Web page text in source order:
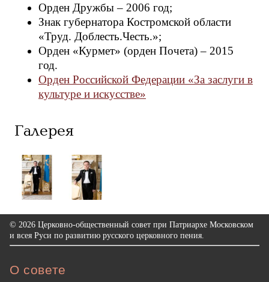
Орден Дружбы – 2006 год;
Знак губернатора Костромской области
«Труд. Доблесть.Честь.»;
Орден «Курмет» (орден Почета) – 2015
год.
Орден Российской Федерации «За заслуги в
культуре и искусстве»
Галерея
© 2026 Церковно-общественный совет при Патриархе Московском
и всея Руси по развитию русского церковного пения.
О совете